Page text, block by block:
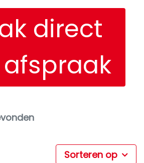
direct
Sorteren op